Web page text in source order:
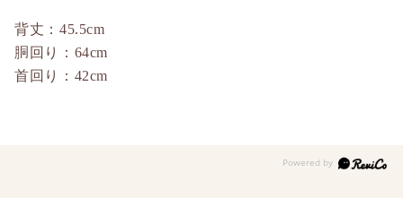
背丈：45.5cm
胴回り：64cm
首回り：42cm